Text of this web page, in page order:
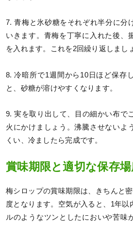
7. 青梅と氷砂糖をそれぞれ半分に分
いきます。青梅を丁寧に入れた後、
を入れます。これを2回繰り返しまし
8. 冷暗所で1週間から10日ほど保存
と、砂糖が溶けやすくなります。
9. 実を取り出して、目の細かい布で
火にかけましょう。沸騰させないよ
くい、冷ましたら完成です。
賞味期限と適切な保存
梅シロップの賞味期限は、きちんと
度となります。空気が入ると、1年以
ルのようなツンとしたにおいや苦味